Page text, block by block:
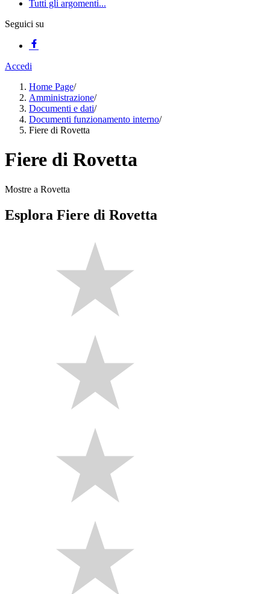
Tutti gli argomenti...
Seguici su
Accedi
Home Page/
Amministrazione/
Documenti e dati/
Documenti funzionamento interno/
Fiere di Rovetta
Fiere di Rovetta
Mostre a Rovetta
Esplora Fiere di Rovetta